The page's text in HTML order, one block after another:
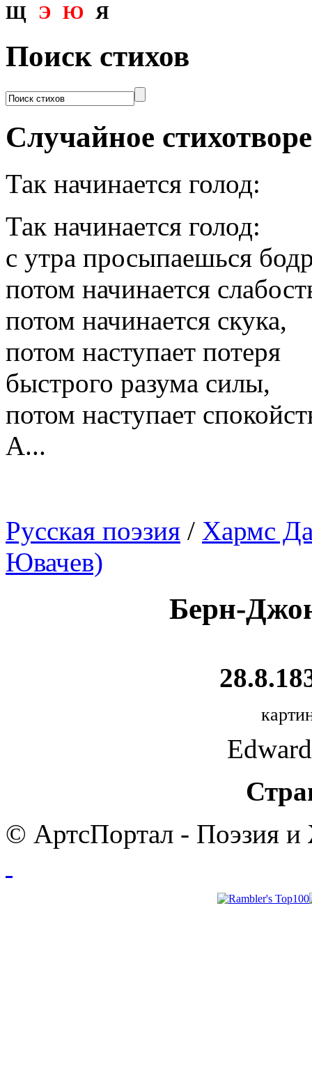
Щ Э Ю Я
Поиск стихов
Случайное
Так начинается голод:
Так начинается голод:
с утра просыпаешься
потом начинается
потом начинается скука,
потом наступает потеря
быстрого разума силы,
потом наступает
А...
Русская поэзия / Хармс
Ювачев)
Берн-
© АртсПортал - Поэзия